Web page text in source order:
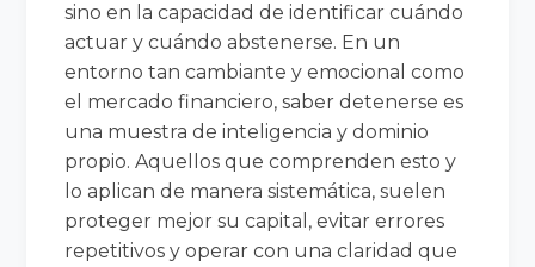
sino en la capacidad de identificar cuándo
actuar y cuándo abstenerse. En un
entorno tan cambiante y emocional como
el mercado financiero, saber detenerse es
una muestra de inteligencia y dominio
propio. Aquellos que comprenden esto y
lo aplican de manera sistemática, suelen
proteger mejor su capital, evitar errores
repetitivos y operar con una claridad que